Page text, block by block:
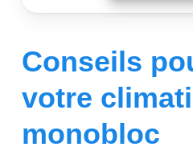
Conseils
votre
monobloc